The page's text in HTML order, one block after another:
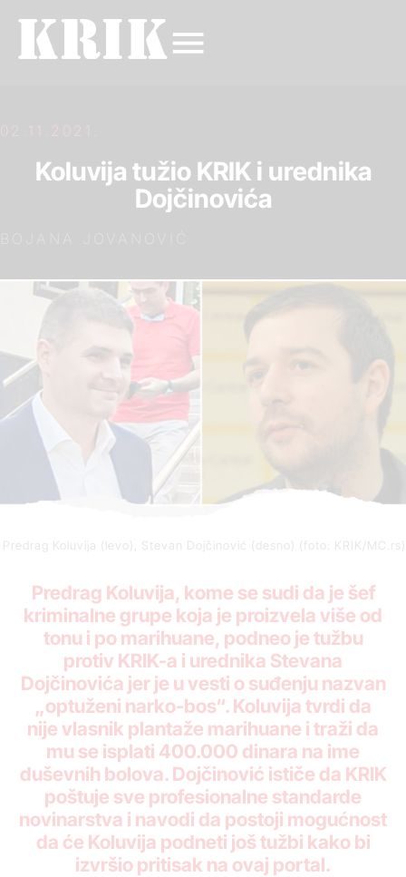
02.11.2021.
Koluvija tužio KRIK i urednika
Dojčinovića
Predrag Koluvija (levo), Stevan Dojčinović (desno) (foto: KRIK/MC.rs)
Predrag Koluvija, kome se sudi da je šef
kriminalne grupe koja je proizvela više od
tonu i po marihuane, podneo je tužbu
protiv KRIK-a i urednika Stevana
Dojčinovića jer je u vesti o suđenju nazvan
„optuženi narko-bos“. Koluvija tvrdi da
nije vlasnik plantaže marihuane i traži da
mu se isplati 400.000 dinara na ime
duševnih bolova. Dojčinović ističe da KRIK
poštuje sve profesionalne standarde
novinarstva i navodi da postoji mogućnost
da će Koluvija podneti još tužbi kako bi
izvršio pritisak na ovaj portal.